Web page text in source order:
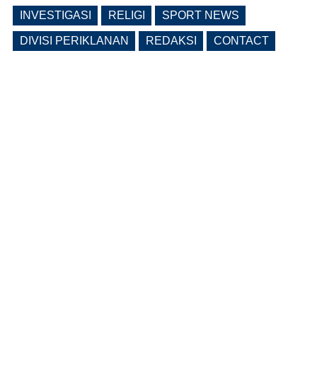
INVESTIGASI RELIGI SPORT NEWS
DIVISI PERIKLANAN REDAKSI CONTACT